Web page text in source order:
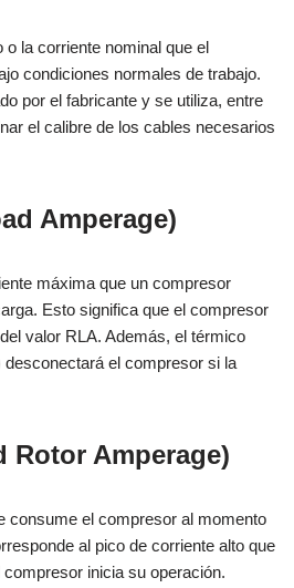
o la corriente nominal que el
condiciones normales de trabajo.
por el fabricante y se utiliza, entre
el calibre de los cables necesarios
Amperage)
máxima que un compresor
Esto significa que el compresor
valor RLA. Además, el térmico
desconectará el compresor si la
Rotor Amperage)
consume el compresor al momento
al pico de corriente alto que
inicia su operación.